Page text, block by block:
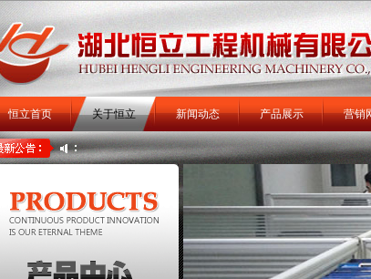
恒立首页 关于恒立 新闻动态 产品展示 营销
扒渣机 扒矿机 井下铲运机 矿用装载机 矿